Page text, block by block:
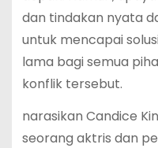
dan tindakan nyata
untuk mencapai
lama bagi semua
konflik tersebut.
narasikan Candice
seorang aktris dan